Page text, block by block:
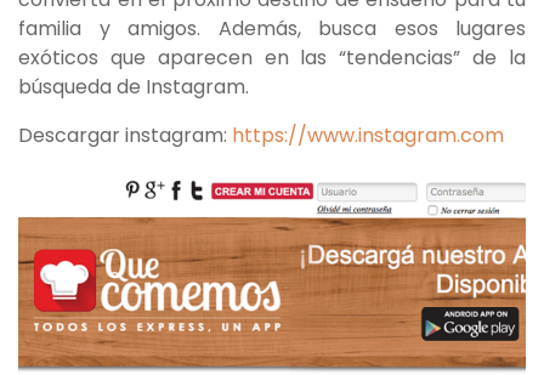
familia y amigos. Además, busca esos lugares
exóticos que aparecen en las “tendencias” de la
búsqueda de Instagram.
Descargar instagram: https://www.instagram.com